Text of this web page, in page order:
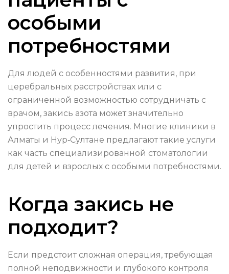
особыми
потребностями
Для людей с особенностями развития, при
церебральных расстройствах или с
ограниченной возможностью сотрудничать с
врачом, закись азота может значительно
упростить процесс лечения. Многие клиники в
Алматы и Нур‑Султане предлагают такие услуги
как часть специализированной стоматологии
для детей и взрослых с особыми потребностями.
Когда закись не
подходит?
Если предстоит сложная операция, требующая
полной неподвижности и глубокого контроля